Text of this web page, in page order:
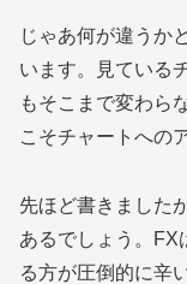
じゃあ何が違うか
います。見ている
もそこまで変わら
こそチャートへの
先ほど書きました
あるでしょう。FX
る方が圧倒的に辛